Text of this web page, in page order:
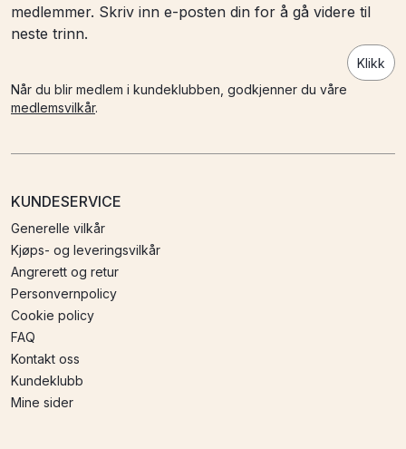
medlemmer. Skriv inn e-posten din for å gå videre til
neste trinn.
Klikk
Når du blir medlem i kundeklubben, godkjenner du våre
medlemsvilkår.
KUNDESERVICE
Generelle vilkår
Kjøps- og leveringsvilkår
Angrerett og retur
Personvernpolicy
Cookie policy
FAQ
Kontakt oss
Kundeklubb
Mine sider